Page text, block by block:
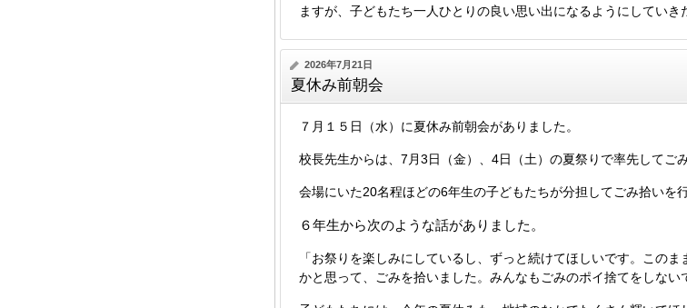
ますが、子どもたち一人ひとりの良い思い出になるようにしていき
2026年7月21日
夏休み前朝会
７月１５日（水）に夏休み前朝会がありました。
校長先生からは、7月3日（金）、4日（土）の夏祭りで率先してご
会場にいた20名程ほどの6年生の子どもたちが分担してごみ拾いを
６年生から次のような話がありました。
「お祭りを楽しみにしているし、ずっと続けてほしいです。この
かと思って、ごみを拾いました。みんなもごみのポイ捨てをしない